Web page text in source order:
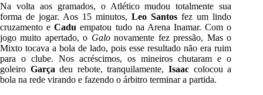
Na volta aos gramados, o Atlético mudou totalmente sua
forma de jogar. Aos 15 minutos,Leo Santos fez um lindo
cruzamento eCadu empatou tudo na Arena Inamar. Com o
jogo muito apertado, o Galonovamente fez pressão, Mas o
Mixto tocava a bola de lado, pois esse resultado não era ruim
para o clube. Nos acréscimos, os mineiros chutaram e o
goleiro Garça deu rebote, tranquilamente,Isaac colocou a
bola na rede virando e fazendo o árbitro terminar a partida.